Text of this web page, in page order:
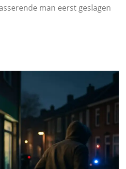
man eerst geslagen